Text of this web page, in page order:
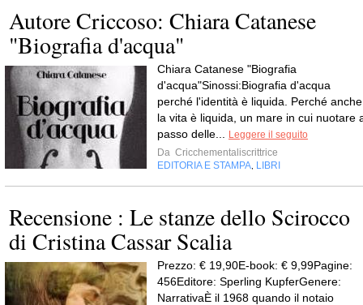
Autore Criccoso: Chiara Catanese
"Biografia d'acqua"
Chiara Catanese "Biografia
d'acqua"Sinossi:Biografia d'acqua
perché l'identità è liquida. Perché anche
la vita è liquida, un mare in cui nuotare
passo delle...
Leggere il seguito
Da Cricchementaliscrittrice
EDITORIA E STAMPA LIBRI
Recensione : Le stanze dello Scirocco
di Cristina Cassar Scalia
Prezzo: € 19,90E-book: € 9,99Pagine:
456Editore: Sperling KupferGenere:
NarrativaÈ il 1968 quando il notaio